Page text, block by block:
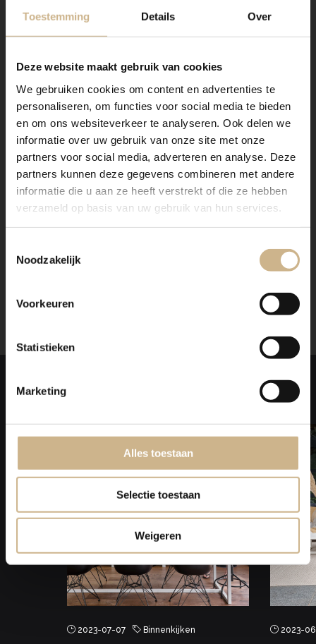
Toestemming Details Over
Deze website maakt gebruik van cookies
We gebruiken cookies om content en advertenties te
personaliseren, om functies voor social media te bieden
en om ons websiteverkeer te analyseren. Ook delen we
informatie over uw gebruik van onze site met onze
partners voor social media, adverteren en analyse. Deze
partners kunnen deze gegevens combineren met andere
informatie die u aan ze heeft verstrekt of die ze hebben
verzameld op basis van uw gebruik van hun services.
Noodzakelijk
Voorkeuren
Statistieken
Marketing
Alles toestaan
Selectie toestaan
Weigeren
Dit meubel is handgemaakt en kan in vrijwel elke
gewenste maat, indeling en RAL-kleur worden
nabesteld.
voorzien van een poedercoating
strakke afwerking en brengt een zeer duurzame,
bestendige deklaag aan het meubel!
contact met ons op. Wij maken graag vrijblijvend een
Laat je INSPIREREN
2023-07-07 Binnenkijken 2023-